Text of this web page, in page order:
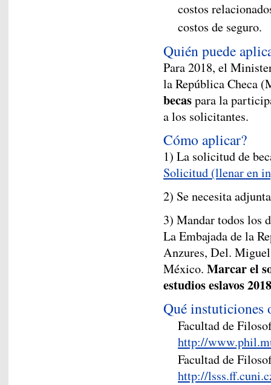
costos
costos de seguro.
Quién puede
Para 2018, el
la República Checa
becaspara la
a los solicitantes.
Cómo aplicar?
1) La solicitud de
Solicitud (llenar en
2) Se necesita
3) Mandar todos los
La Embajada de la
Anzures, Del.
México. Marcar el
estudios eslavos
Qué instuticiones
Facultad de
http://
Facultad de
http://